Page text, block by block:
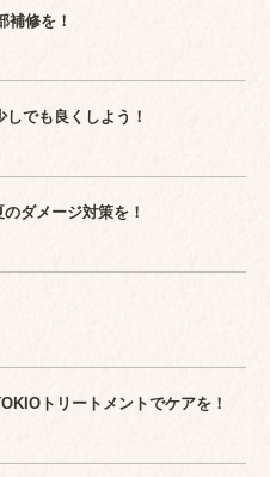
補修を！
でも良くしよう！
ダメージ対策を！
トリートメントでケアを！